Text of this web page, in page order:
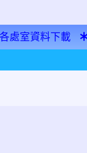
各處室資料下載